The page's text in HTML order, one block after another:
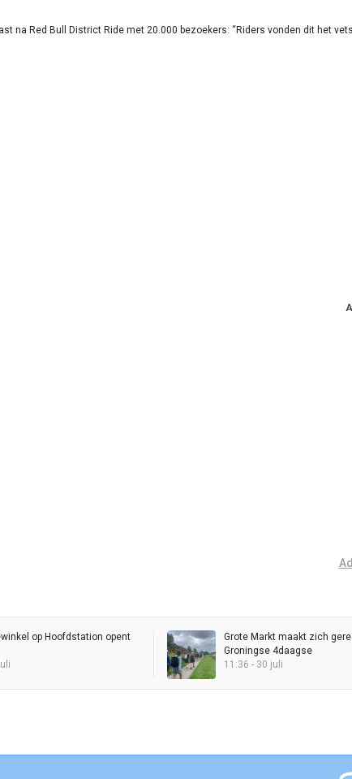
na Red Bull District Ride met 20.000 bezoekers: “Riders vonden dit het
op Hoofdstation opent
Grote Markt maakt zich
Groningse 4daagse
11:36 - 30 juli